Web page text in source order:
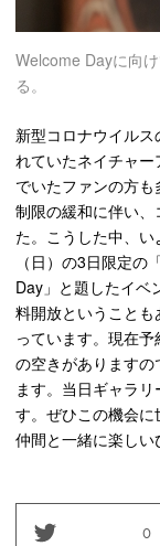
Welcome Dayに向
る。
新型コロナウイル
れていたネイチャ
でいたファンの方も
制限の緩和に伴い
た。こうした中、
（日）の3日限定
Day」と 題したイベ
料開放ということ
っています。現在
の空きがあります
ます。当日ギャラ
す。ぜひこの機会
仲間と一緒に楽しい
0